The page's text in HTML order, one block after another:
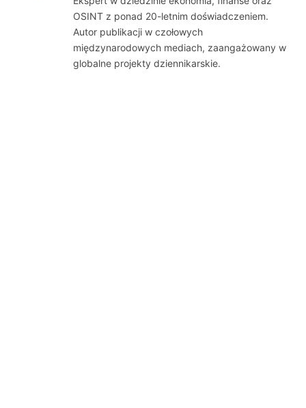
OSINT z ponad 20-letnim doświadczeniem.
Autor publikacji w czołowych
międzynarodowych mediach, zaangażowany w
globalne projekty dziennikarskie.